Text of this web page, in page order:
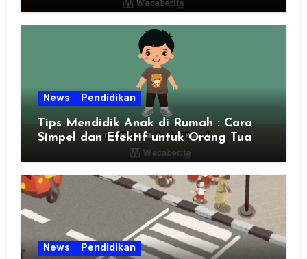
News Pendidikan
Tips Mendidik Anak di Rumah : Cara
Simpel dan Efektif untuk Orang Tua
Zaman Sekarang
News Pendidikan